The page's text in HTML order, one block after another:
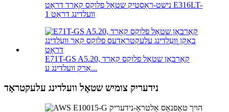
נישט-ראַסטיק שטאָל פלוקס קאָרד דראָט E316LT-
1 וועלדינג דראָט
E71T-GS A5.20, קאַרבאָן שטאָל פלוקס קאָרד
אַרק וועלדינג ע...
נידעריק צומיש שטאָל וועלדינג עלעקטראָד